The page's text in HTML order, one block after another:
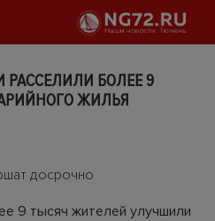
БОЛЕЕ 9
ЖИЛЬЯ
досрочно
9 тысяч жителей улучшили